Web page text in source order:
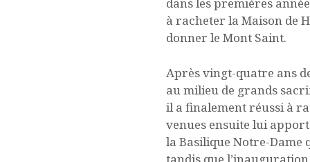
dans les premières
à racheter la Maison de
donner le Mont Saint.
Après vingt-quatre ans
au milieu de grands
il a finalement réussi à
venues ensuite lui
la Basilique Notre-Dame